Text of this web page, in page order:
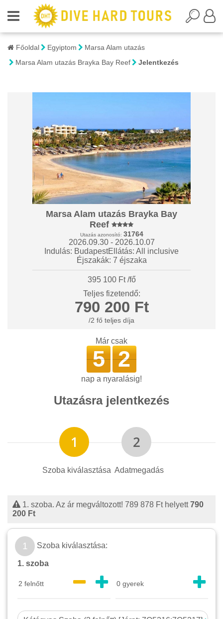
Főoldal Egyiptom
Marsa Alam utazás
Marsa Alam utazás Brayka Bay Reef
Jelentkezés
Már csak
5 2
nap a nyaralásig!
Utazásra jelentkezés
Szoba kiválasztása Adatmegadás
1. szoba. Az ár megváltozott! 789 878 Fthelyett790
200 Ft
1 Szoba kiválasztása:
1. szoba
Marsa Alam utazás Brayka Bay
Reef
Utazás azonosító: 31764
2026.09.30 - 2026.10.07
Indulás: BudapestEllátás: All inclusive
Éjszakák: 7 éjszaka
395 100 Ft /fő
Teljes fizetendő:
790 200 Ft
/2 fő teljes díja